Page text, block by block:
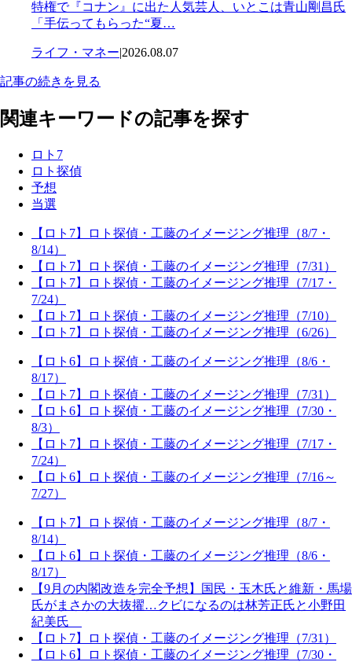
特権で『コナン』に出た人気芸人、いとこは青山剛昌氏
「手伝ってもらった“夏…
ライフ・マネー|2026.08.07
記事の続きを見る
関連キーワードの記事を探す
ロト7
ロト探偵
予想
当選
【ロト7】ロト探偵・工藤のイメージング推理（8/7・
8/14）
【ロト7】ロト探偵・工藤のイメージング推理（7/31）
【ロト7】ロト探偵・工藤のイメージング推理（7/17・
7/24）
【ロト7】ロト探偵・工藤のイメージング推理（7/10）
【ロト7】ロト探偵・工藤のイメージング推理（6/26）
【ロト6】ロト探偵・工藤のイメージング推理（8/6・
8/17）
【ロト7】ロト探偵・工藤のイメージング推理（7/31）
【ロト6】ロト探偵・工藤のイメージング推理（7/30・
8/3）
【ロト7】ロト探偵・工藤のイメージング推理（7/17・
7/24）
【ロト6】ロト探偵・工藤のイメージング推理（7/16～
7/27）
【ロト7】ロト探偵・工藤のイメージング推理（8/7・
8/14）
【ロト6】ロト探偵・工藤のイメージング推理（8/6・
8/17）
【9月の内閣改造を完全予想】国民・玉木氏と維新・馬場
氏がまさかの大抜擢…クビになるのは林芳正氏と小野田
紀美氏
【ロト7】ロト探偵・工藤のイメージング推理（7/31）
【ロト6】ロト探偵・工藤のイメージング推理（7/30・